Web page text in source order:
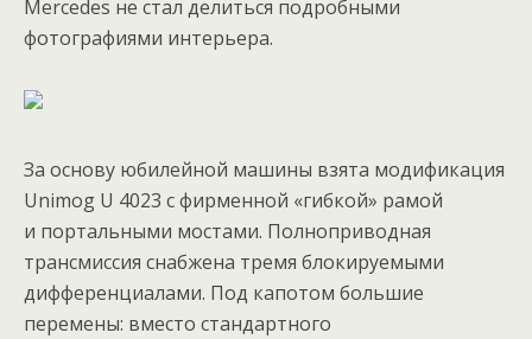
Mercedes не стал делиться подробными
фотографиями интерьера.
За основу юбилейной машины взята модификация
Unimog U 4023 с фирменной «гибкой» рамой
и портальными мостами. Полноприводная
трансмиссия снабжена тремя блокируемыми
дифференциалами. Под капотом большие
перемены: вместо стандартного